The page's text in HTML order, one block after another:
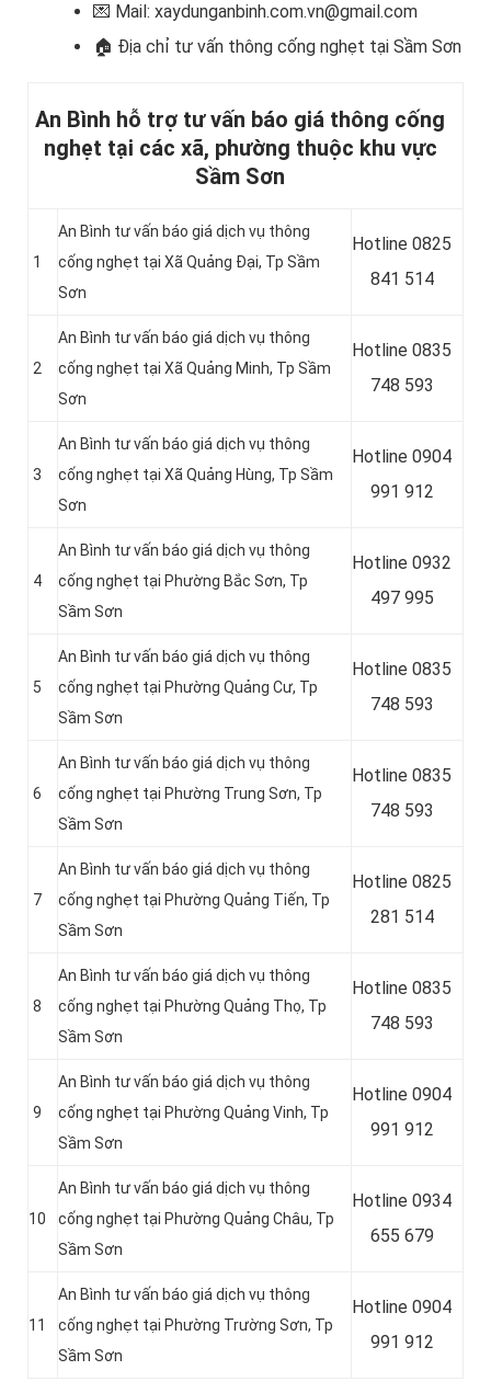
💌 Mail: xaydunganbinh.com.vn@gmail.com
🏠 Địa chỉ tư vấn thông cống nghẹt tại Sầm Sơn
An Bình hỗ trợ tư vấn báo giá thông cống
nghẹt tại các xã, phường thuộc khu vực
Sầm Sơn
1
An Bình tư vấn báo giá dịch vụ thông
cống nghẹt tại Xã Quảng Đại, Tp Sầm
Sơn
Hotline 0825
841 514
2
An Bình tư vấn báo giá dịch vụ thông
cống nghẹt tại Xã Quảng Minh, Tp Sầm
Sơn
Hotline 0835
748 593
3
An Bình tư vấn báo giá dịch vụ thông
cống nghẹt tại Xã Quảng Hùng, Tp Sầm
Sơn
Hotline 0904
991 912
4
An Bình tư vấn báo giá dịch vụ thông
cống nghẹt tại Phường Bắc Sơn, Tp
Sầm Sơn
Hotline 0932
497 995
5
An Bình tư vấn báo giá dịch vụ thông
cống nghẹt tại Phường Quảng Cư, Tp
Sầm Sơn
Hotline 0835
748 593
6
An Bình tư vấn báo giá dịch vụ thông
cống nghẹt tại Phường Trung Sơn, Tp
Sầm Sơn
Hotline 0835
748 593
7
An Bình tư vấn báo giá dịch vụ thông
cống nghẹt tại Phường Quảng Tiến, Tp
Sầm Sơn
Hotline 0825
281 514
8
An Bình tư vấn báo giá dịch vụ thông
cống nghẹt tại Phường Quảng Thọ, Tp
Sầm Sơn
Hotline 0835
748 593
9
An Bình tư vấn báo giá dịch vụ thông
cống nghẹt tại Phường Quảng Vinh, Tp
Sầm Sơn
Hotline 0904
991 912
10
An Bình tư vấn báo giá dịch vụ thông
cống nghẹt tại Phường Quảng Châu, Tp
Sầm Sơn
Hotline 0934
655 679
11
An Bình tư vấn báo giá dịch vụ thông
cống nghẹt tại Phường Trường Sơn, Tp
Sầm Sơn
Hotline 0904
991 912